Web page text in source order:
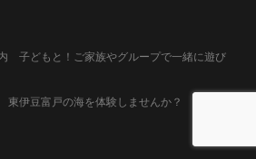
子どもと！ご家族やグループで一緒に遊び
伊豆富戸の海を体験しませんか？